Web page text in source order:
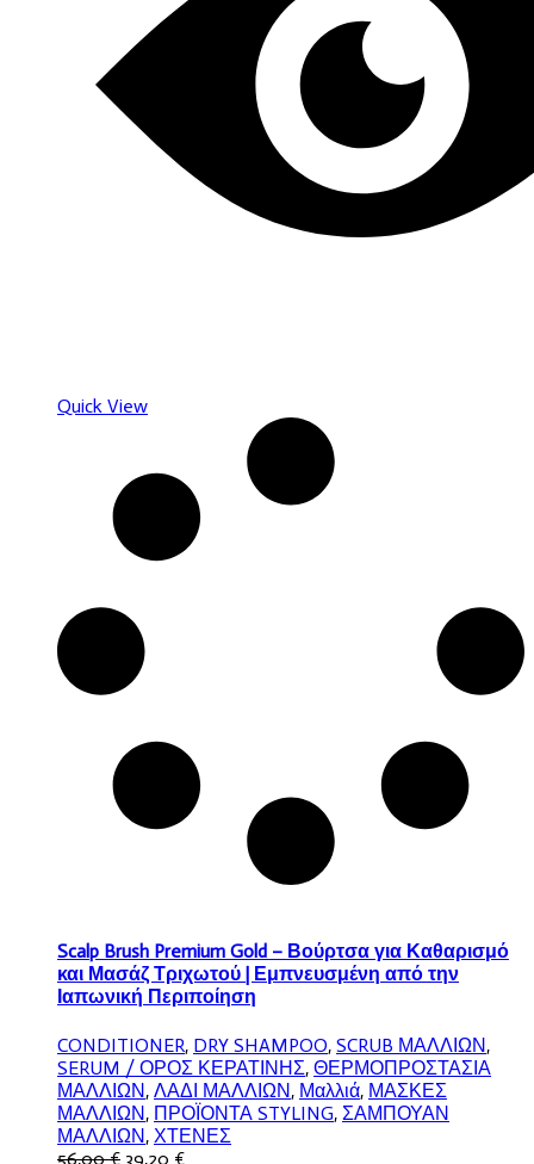
Quick View
Scalp Brush Premium Gold – Βούρτσα για Καθαρισμό
και Μασάζ Τριχωτού | Εμπνευσμένη από την
Ιαπωνική Περιποίηση
CONDITIONER, DRY SHAMPOO, SCRUB ΜΑΛΛΙΩΝ,
SERUM / ΟΡΟΣ ΚΕΡΑΤΙΝΗΣ, ΘΕΡΜΟΠΡΟΣΤΑΣΙΑ
ΜΑΛΛΙΩΝ, ΛΑΔΙ ΜΑΛΛΙΩΝ, Μαλλιά, ΜΑΣΚΕΣ
ΜΑΛΛΙΩΝ, ΠΡΟΪΟΝΤΑ STYLING, ΣΑΜΠΟΥΑΝ
ΜΑΛΛΙΩΝ, ΧΤΕΝΕΣ
56,00€ Original
39,20 €Η